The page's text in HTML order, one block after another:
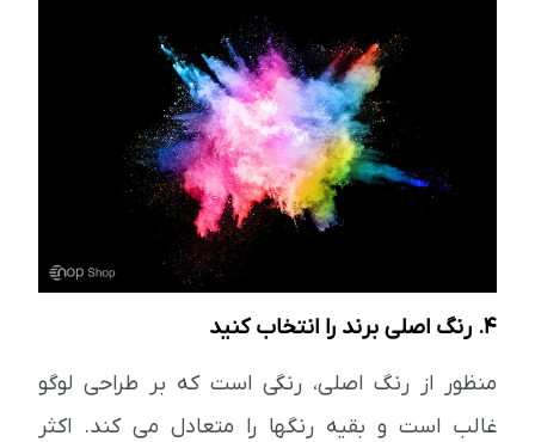
4. رنگ اصلی برند را انتخاب کنید
منظور از رنگ اصلی، رنگی است که بر طراحی لوگو
غالب است و بقیه رنگها را متعادل می کند. اکثر